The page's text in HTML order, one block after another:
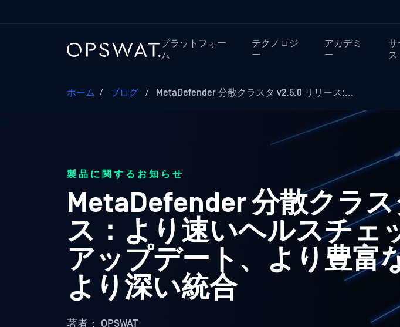
プラットフォー
ム
テクノロジ
ー
アカデミ
ー
サ
ス
ホーム / ブログ / MetaDefender 分散クラスタ v2.5.0 リリース:...
製品に関するお知らせ
MetaDefender 分散クラ
ス：より速いヘルスチェ
アップデート、より豊富
より深い統合
著者： OPSWAT